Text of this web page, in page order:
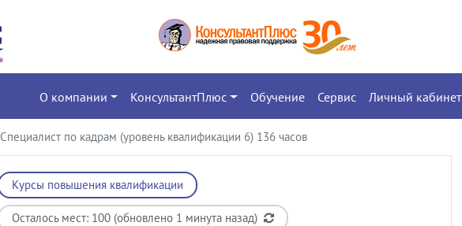
О компании КонсультантПлюс Обучение Сервис Личный кабинет
Специалист по кадрам (уровень квалификации 6) 136 часов
Курсы повышения квалификации
Осталось мест: 100 (обновлено 1 минута назад)